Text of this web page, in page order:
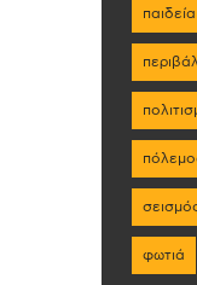
παιδεία
φωτιά